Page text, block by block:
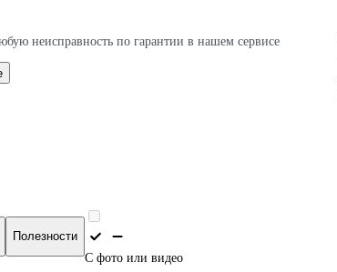
неисправность по гарантии в нашем сервисе
Полезности
С фото или видео